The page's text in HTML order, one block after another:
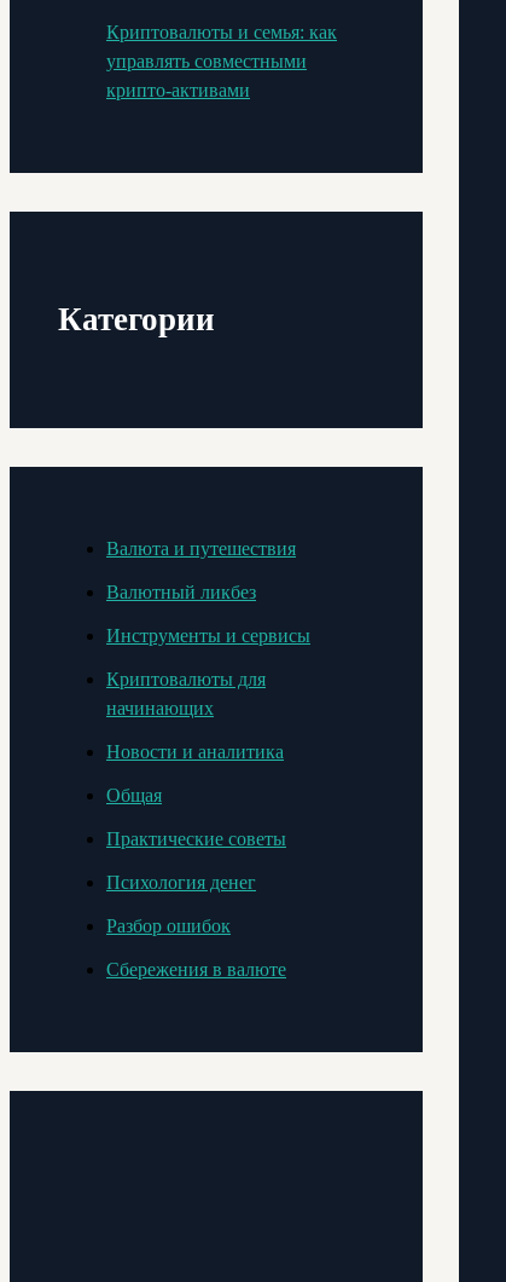
Криптовалюты и семья: как
управлять совместными
крипто-активами
Категории
Валюта и путешествия
Валютный ликбез
Инструменты и сервисы
Криптовалюты для
начинающих
Новости и аналитика
Общая
Практические советы
Психология денег
Разбор ошибок
Сбережения в валюте